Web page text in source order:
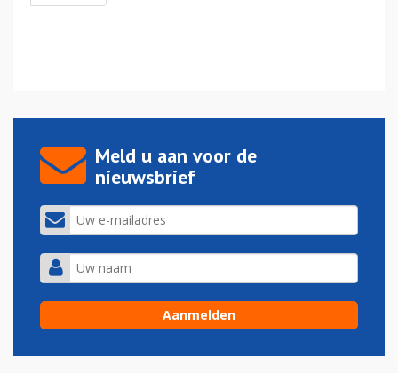
Meld u aan voor de
nieuwsbrief